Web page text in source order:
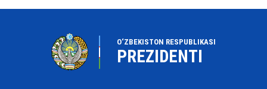
O‘ZBEKISTON RESPUBLIKASI
PREZIDENTI